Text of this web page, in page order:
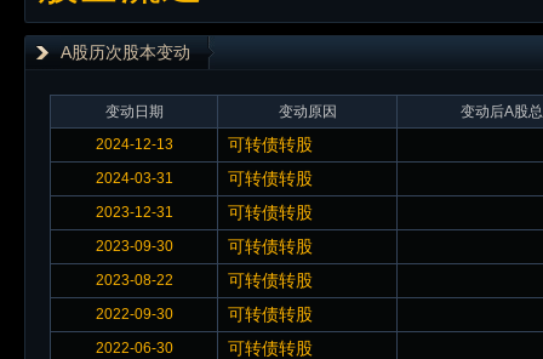
A股历次股本变动
变动日期 变动原因
变动后A股
2024-12-13
可转债转股
2024-03-31 可转债转股
2023-12-31 可转债转股
2023-09-30 可转债转股
2023-08-22 可转债转股
2022-09-30 可转债转股
2022-06-30 可转债转股